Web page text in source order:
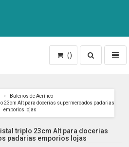
Toggle
search
()
Baleiros de Acrílico
23cm Alt para docerias supermercados padarias
emporios lojas
triplo 23cm Alt para docerias
padarias emporios lojas